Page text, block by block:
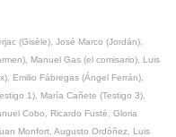
(Gisèle), José Marco (Jordán),
Manuel Gas (el comisario), Luis
Emilio Fábregas (Ángel Ferrán),
1), María Cañete (Testigo 3),
Cobo, Ricardo Fusté, Gloria
Monfort, Augusto Ordóñez, Luis